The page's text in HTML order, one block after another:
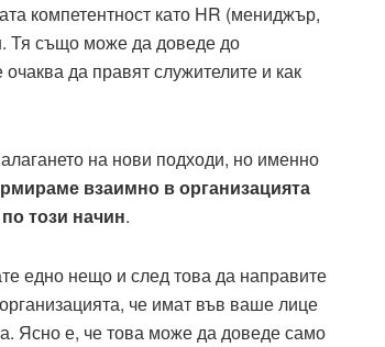
компетентност като HR (мениджър,
. Тя също може да доведе до
да правят служителите и как
на нови подходи, но именно
взаимно в организацията
този начин.
едно нещо и след това да направите
че имат във ваше лице
Ясно е, че това може да доведе само